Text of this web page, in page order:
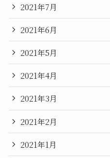
2021年7月
2021年6月
2021年5月
2021年4月
2021年3月
2021年2月
2021年1月